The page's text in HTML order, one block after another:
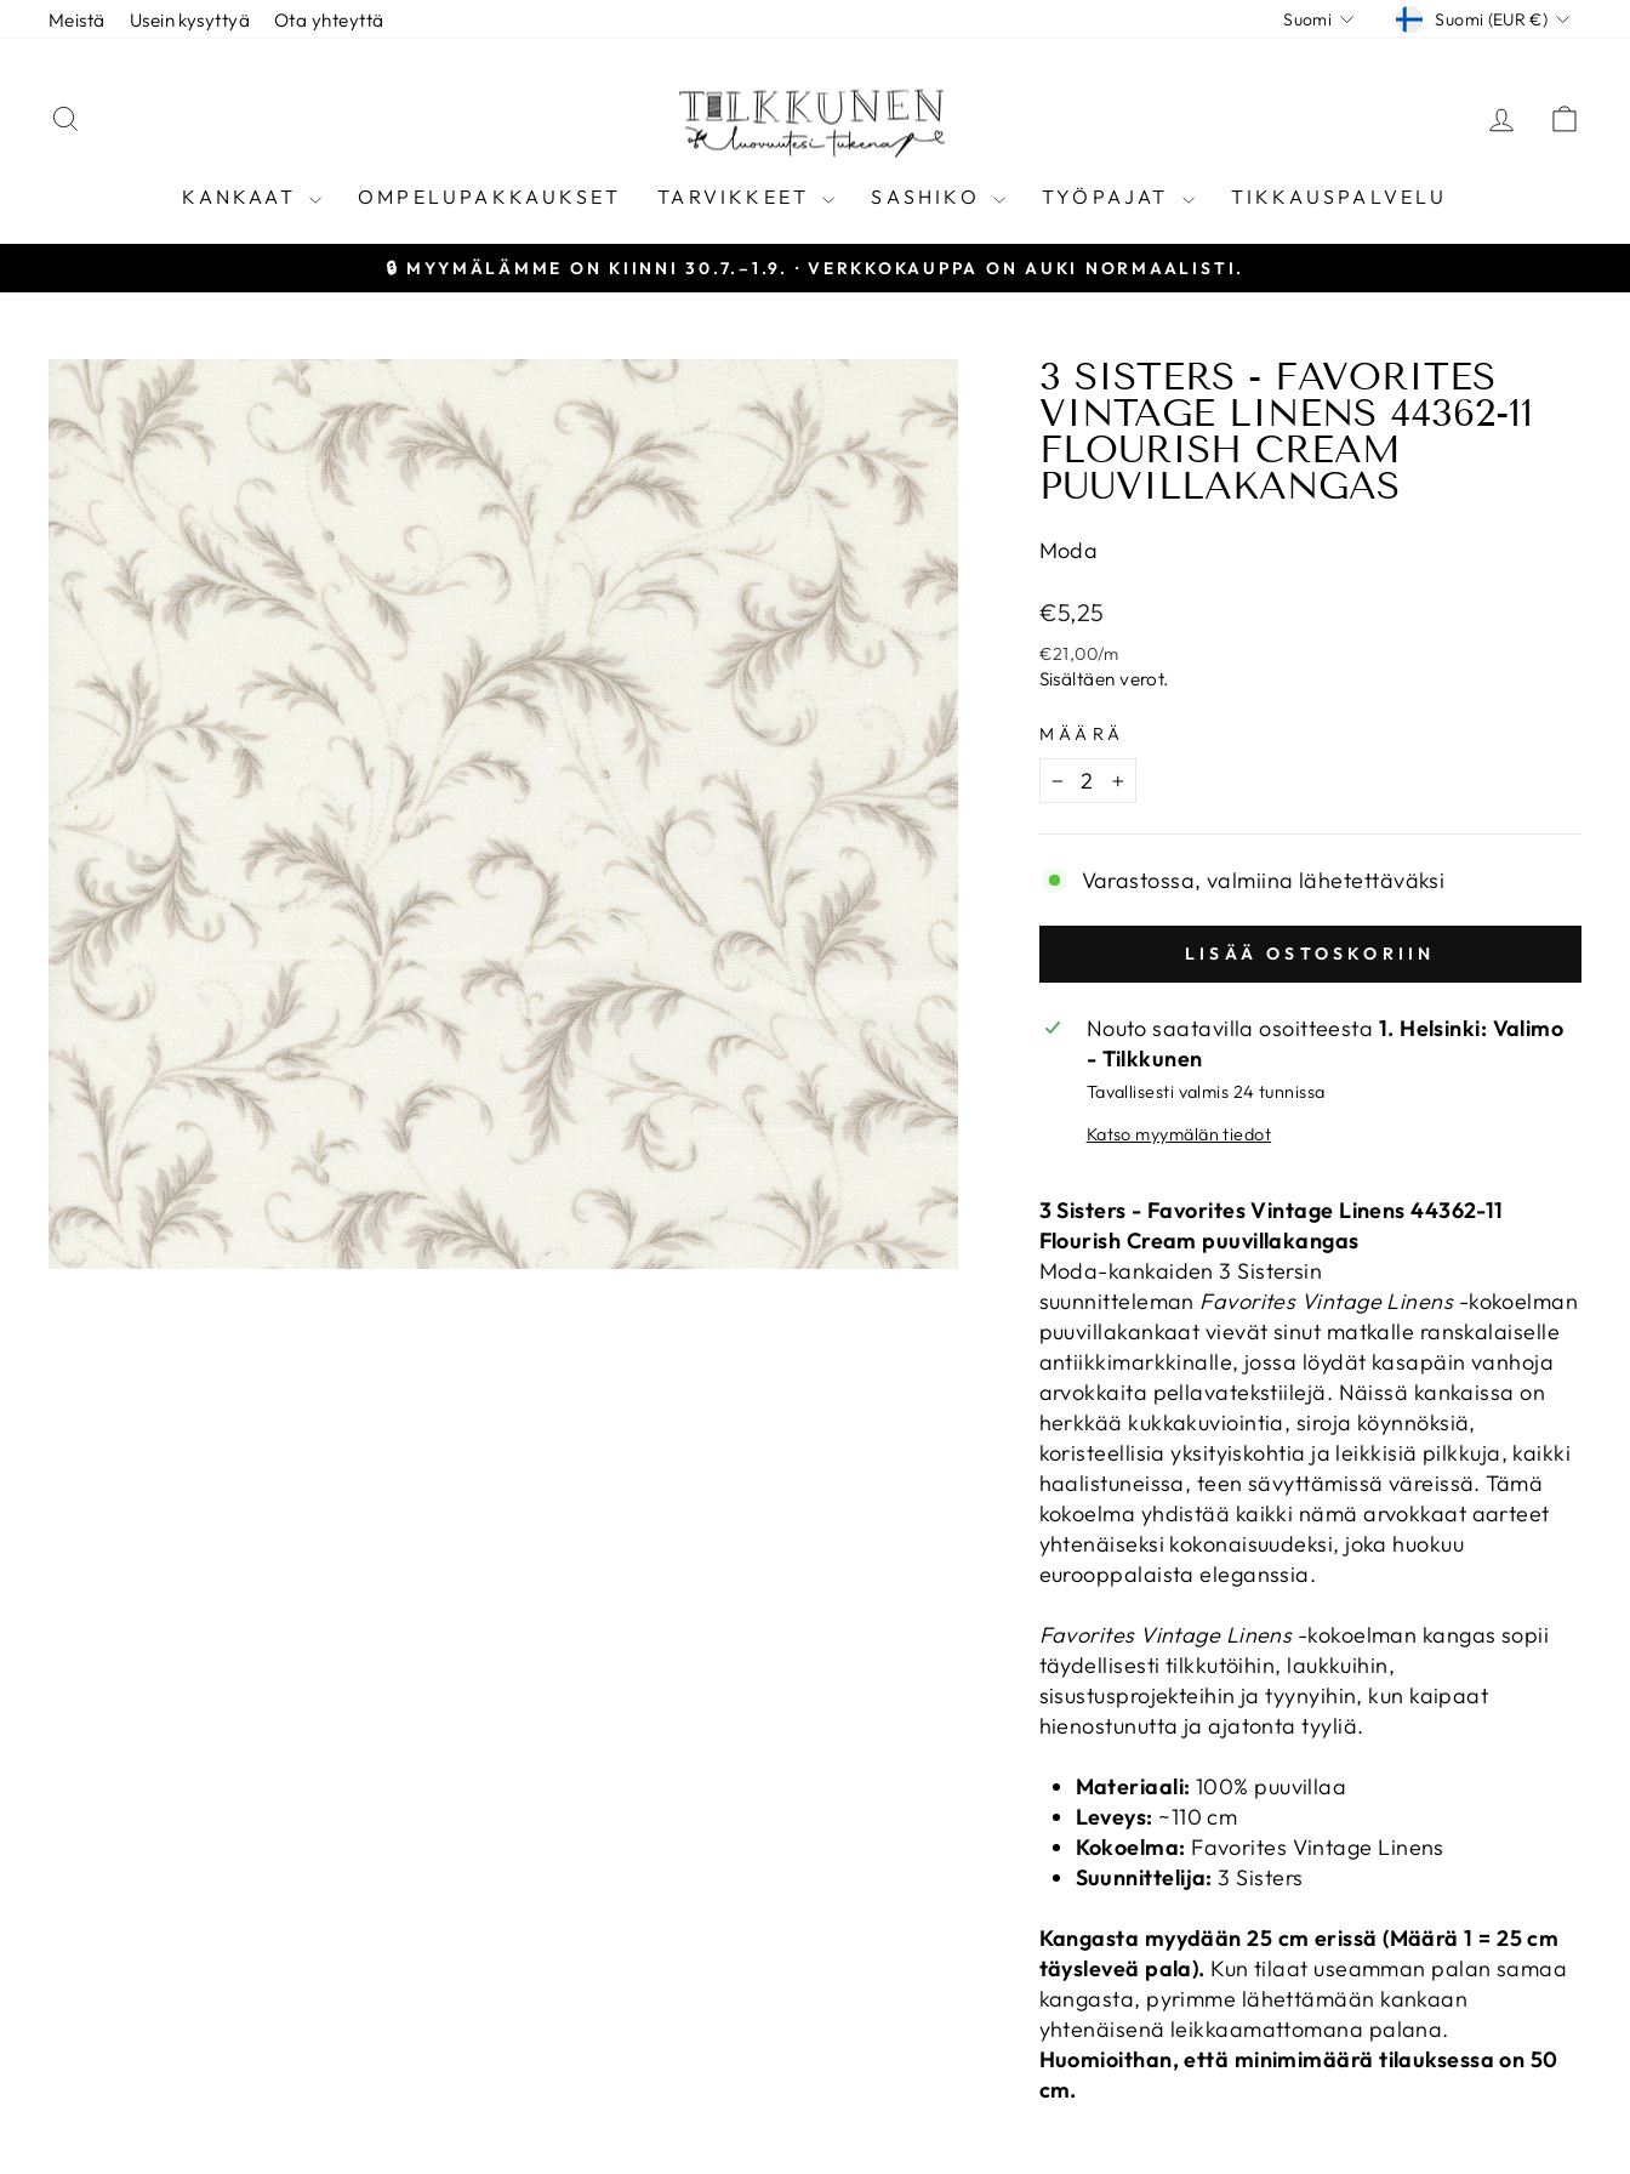
SiirryMeistä Usein kysyttyä Ota yhteyttä KIELI
Suomi VALUUTTA
Suomi (EUR €)
KANKAAT OMPELUPAKKAUKSET TARVIKKEET SASHIKO TYÖPAJAT TIKKAUSPALVELU
Keskeytä
🔒 MYYMÄLÄMME ON KIINNI 30.7.–1.9. · VERKKOKAUPPA ON AUKI NORMAALISTI.
3 SISTERS - FAVORITES
VINTAGE LINENS 44362-11
FLOURISH CREAM
PUUVILLAKANGAS
Moda
Normaalihinta
€5,25
€21,00/m
Sisältäen verot.
MÄÄRÄ
− +
Varastossa, valmiina lähetettäväksi
LISÄÄ OSTOSKORIIN
Nouto saatavilla osoitteesta 1. Helsinki: Valimo
- Tilkkunen
Tavallisesti valmis 24 tunnissa
Katso myymälän tiedot
3 Sisters - Favorites Vintage Linens 44362-11
Flourish Cream puuvillakangas
Moda-kankaiden 3 Sistersin
suunnitteleman Favorites Vintage Linens-kokoelman
puuvillakankaat vievät sinut matkalle ranskalaiselle
antiikkimarkkinalle, jossa löydät kasapäin vanhoja
arvokkaita pellavatekstiilejä. Näissä kankaissa on
herkkää kukkakuviointia, siroja köynnöksiä,
koristeellisia yksityiskohtia ja leikkisiä pilkkuja, kaikki
haalistuneissa, teen sävyttämissä väreissä. Tämä
kokoelma yhdistää kaikki nämä arvokkaat aarteet
yhtenäiseksi kokonaisuudeksi, joka huokuu
eurooppalaista eleganssia.
Favorites Vintage Linens-kokoelman kangas sopii
täydellisesti tilkkutöihin, laukkuihin,
sisustusprojekteihin ja tyynyihin, kun kaipaat
hienostunutta ja ajatonta tyyliä.
Materiaali: 100% puuvillaa
Leveys: ~110 cm
Kokoelma: Favorites Vintage Linens
Suunnittelija: 3 Sisters
Kangasta myydään 25 cm erissä (Määrä 1 = 25 cm
täysleveä pala). Kun tilaat useamman palan samaa
kangasta, pyrimme lähettämään kankaan
yhtenäisenä leikkaamattomana palana.
Huomioithan, että minimimäärä tilauksessa on 50
cm.